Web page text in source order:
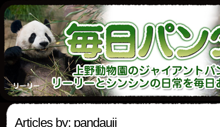
Articles by: pandauji